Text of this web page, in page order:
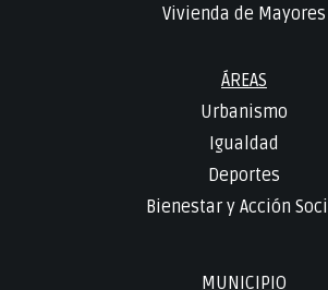
Vivienda de Mayores
ÁREAS
Urbanismo
Igualdad
Deportes
Bienestar y Acción
MUNICIPIO